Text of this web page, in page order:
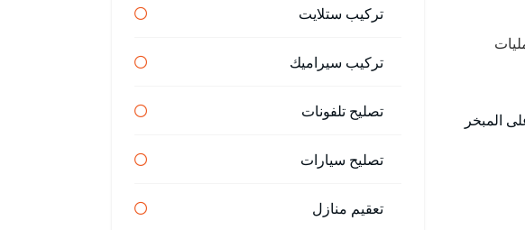
المبخر
تركيب ستلايت
تركيب سيراميك
تصليح تلفونات
تصليح سيارات
تعقيم منازل